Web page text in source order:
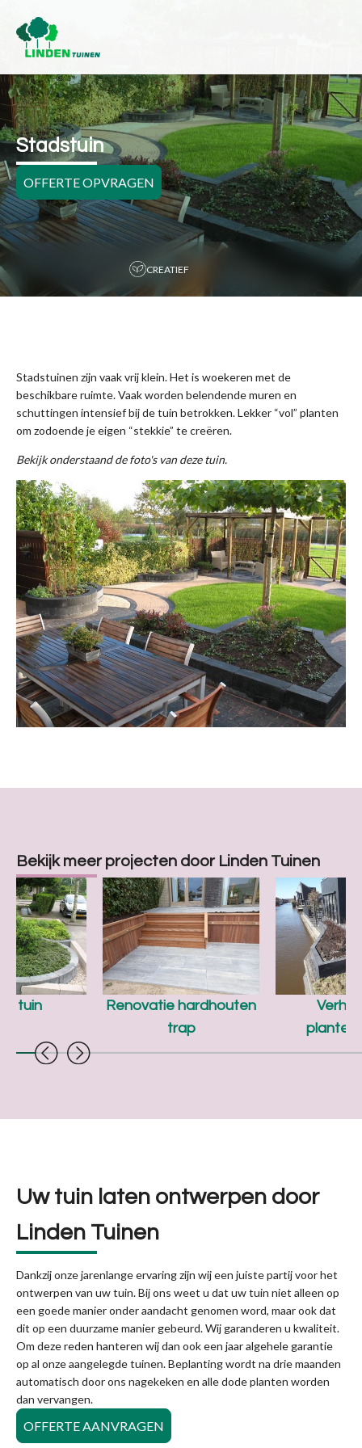
Stadstuin
OFFERTE OPVRAGEN
MAATWERK
Stadstuinen zijn vaak vrij klein. Het is woekeren met de
beschikbare ruimte. Vaak worden belendende muren en
schuttingen intensief bij de tuin betrokken. Lekker “vol” planten
om zodoende je eigen “stekkie” te creëren.
Bekijk onderstaand de foto's van deze tuin.
Bekijk meer projecten door Linden Tuinen
Renovatie hardhouten
trap
tuin
Uw tuin laten ontwerpen door
Linden Tuinen
Dankzij onze jarenlange ervaring zijn wij een juiste partij voor het
ontwerpen van uw tuin. Bij ons weet u dat uw tuin niet alleen op
een goede manier onder aandacht genomen word, maar ook dat
dit op een duurzame manier gebeurd. Wij garanderen u kwaliteit.
Om deze reden hanteren wij dan ook een jaar algehele garantie
op al onze aangelegde tuinen. Beplanting wordt na drie maanden
automatisch door ons nagekeken en alle dode planten worden
dan vervangen.
OFFERTE AANVRAGEN